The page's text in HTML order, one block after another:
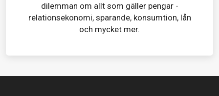
dilemman om allt som gäller pengar -
relationsekonomi, sparande, konsumtion, lån
och mycket mer.